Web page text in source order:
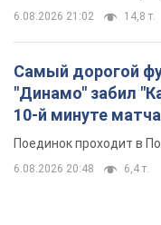
6.08.2026 21:02 14,8 т.
Самый дорогой
"Динамо" забил
10-й минуте
Поединок проходит в
6.08.2026 20:48 6,4 т.